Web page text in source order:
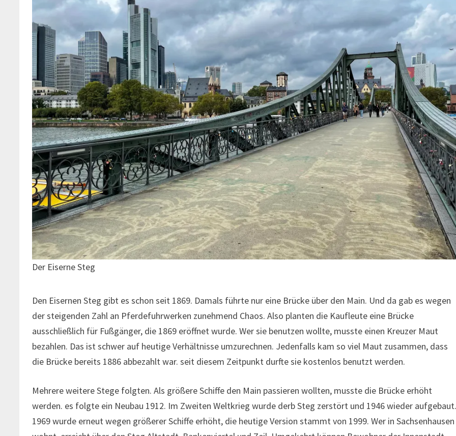
Der Eiserne Steg
Den Eisernen Steg gibt es schon seit 1869. Damals führte nur eine Brücke über den Main. Und da gab es wegen
der steigenden Zahl an Pferdefuhrwerken zunehmend Chaos. Also planten die Kaufleute eine Brücke
ausschließlich für Fußgänger, die 1869 eröffnet wurde. Wer sie benutzen wollte, musste einen Kreuzer Maut
bezahlen. Das ist schwer auf heutige Verhältnisse umzurechnen. Jedenfalls kam so viel Maut zusammen, dass
die Brücke bereits 1886 abbezahlt war. seit diesem Zeitpunkt durfte sie kostenlos benutzt werden.
Mehrere weitere Stege folgten. Als größere Schiffe den Main passieren wollten, musste die Brücke erhöht
werden. es folgte ein Neubau 1912. Im Zweiten Weltkrieg wurde derb Steg zerstört und 1946 wieder
1969 wurde erneut wegen größerer Schiffe erhöht, die heutige Version stammt von 1999. Wer in Sachsenhausen